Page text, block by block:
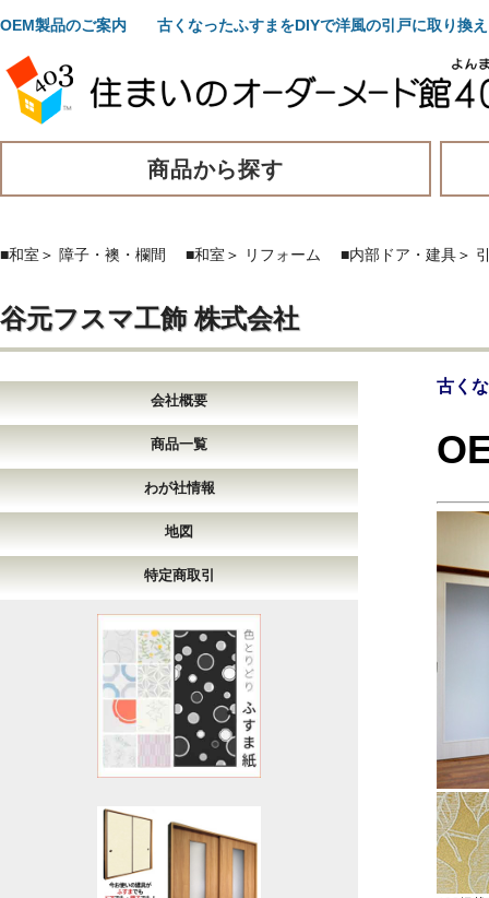
OEM製品のご案内 古くなったふすまをDIYで洋風の引戸に取り換え
商品から探す
■和室 ＞ 障子・襖・欄間 ■和室 ＞ リフォーム ■内部ドア・建具＞
谷元フスマ工飾 株式会社
会社概要
商品一覧
わが社情報
地図
特定商取引
古く